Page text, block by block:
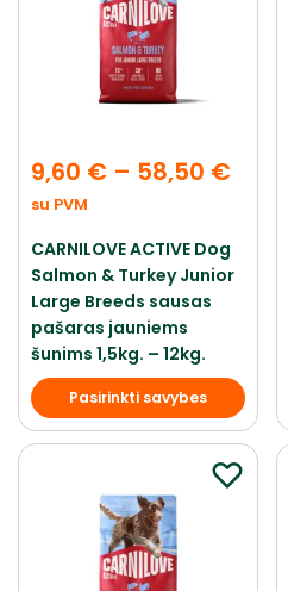
9,60 € – 58,50 €
su PVM
CARNILOVE ACTIVE Dog
Salmon & Turkey Junior
Large Breeds sausas
pašaras jauniems
šunims 1,5kg. – 12kg.
Pasirinkti savybes